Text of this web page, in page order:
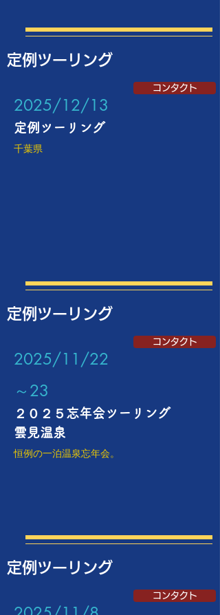
定例ツーリング
​2025/12/13
コンタクト
定例ツーリング
千葉県
定例ツーリング
​2025/11/22
～23
コンタクト
２０２５忘年会ツーリング
​雲見温泉
恒例の一泊温泉忘年会。
定例ツーリング
コンタクト